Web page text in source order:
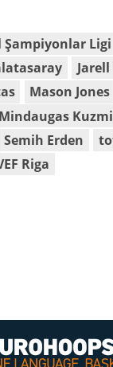
Şampiyonlar Ligi
Mason Jones
Mindaugas
Semih Erden
Riga